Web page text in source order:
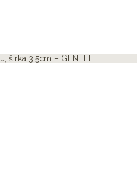
3.5cm – GENTEEL